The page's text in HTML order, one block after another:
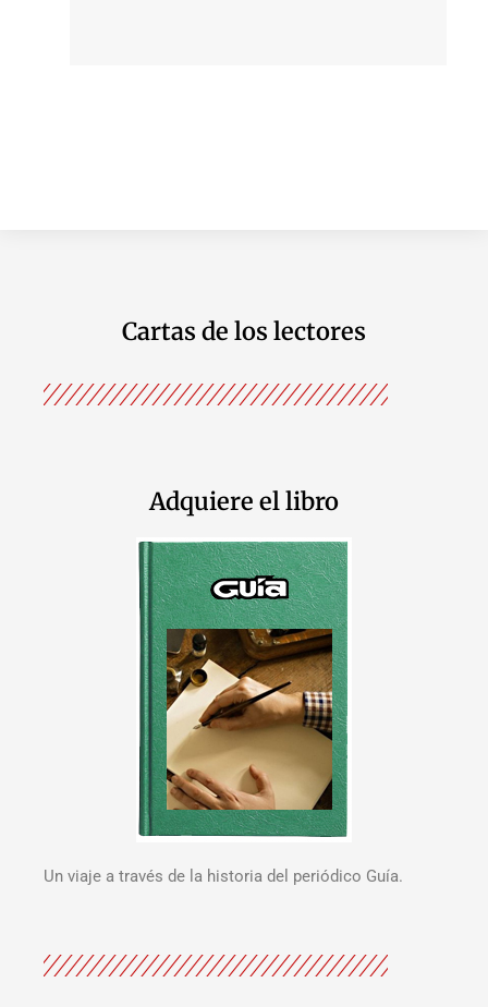
Cartas de los lectores
Adquiere el libro
Un viaje a través de la historia del periódico Guía.